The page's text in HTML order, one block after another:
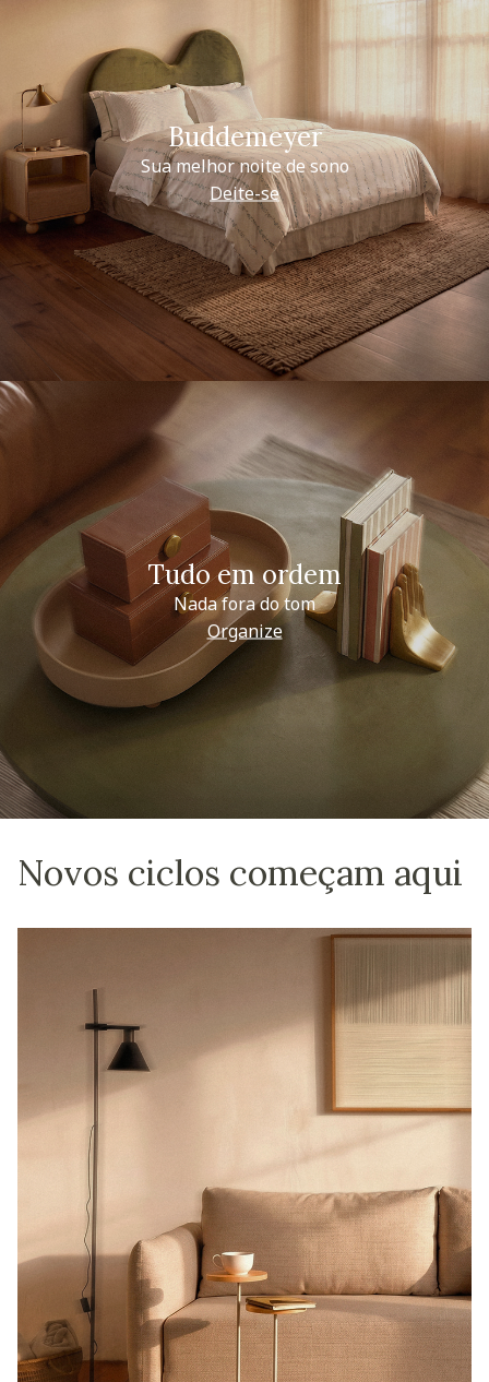
Buddemeyer
Sua melhor noite de sono
Deite-se
Tudo em ordem
Nada fora do tom
Organize
Novos ciclos começam aqui